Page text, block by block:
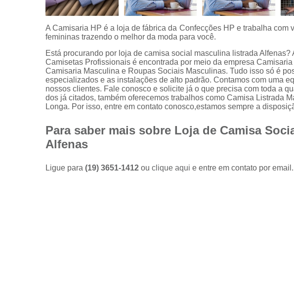
Camisas
sociais
curta
Camisas
sociais
manga
longa
Camisas
sociais
masculinas
Camisas
sociais
Fábricas
A Camisaria HP é a loja de fábrica da Confecções HP e trabalha com
femininas trazendo o melhor da moda para você.
Está procurando por loja de camisa social masculina listrada Alfenas?
Camisetas Profissionais é encontrada por meio da empresa
Camisaria Masculina e Roupas Sociais Masculinas. Tudo isso só é
especializados e as instalações de alto padrão. Contamos com uma
nossos clientes. Fale conosco e solicite já o que precisa com toda a
dos já citados, também oferecemos trabalhos como Camisa Listrada
Longa. Por isso, entre em contato conosco,estamos sempre a
Para saber mais sobre Loja de Camisa
Alfenas
Ligue para (19) 3651-1412 ou clique aqui e entre em contato por email.